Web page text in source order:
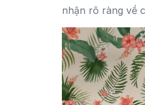
nhận rõ ràng về